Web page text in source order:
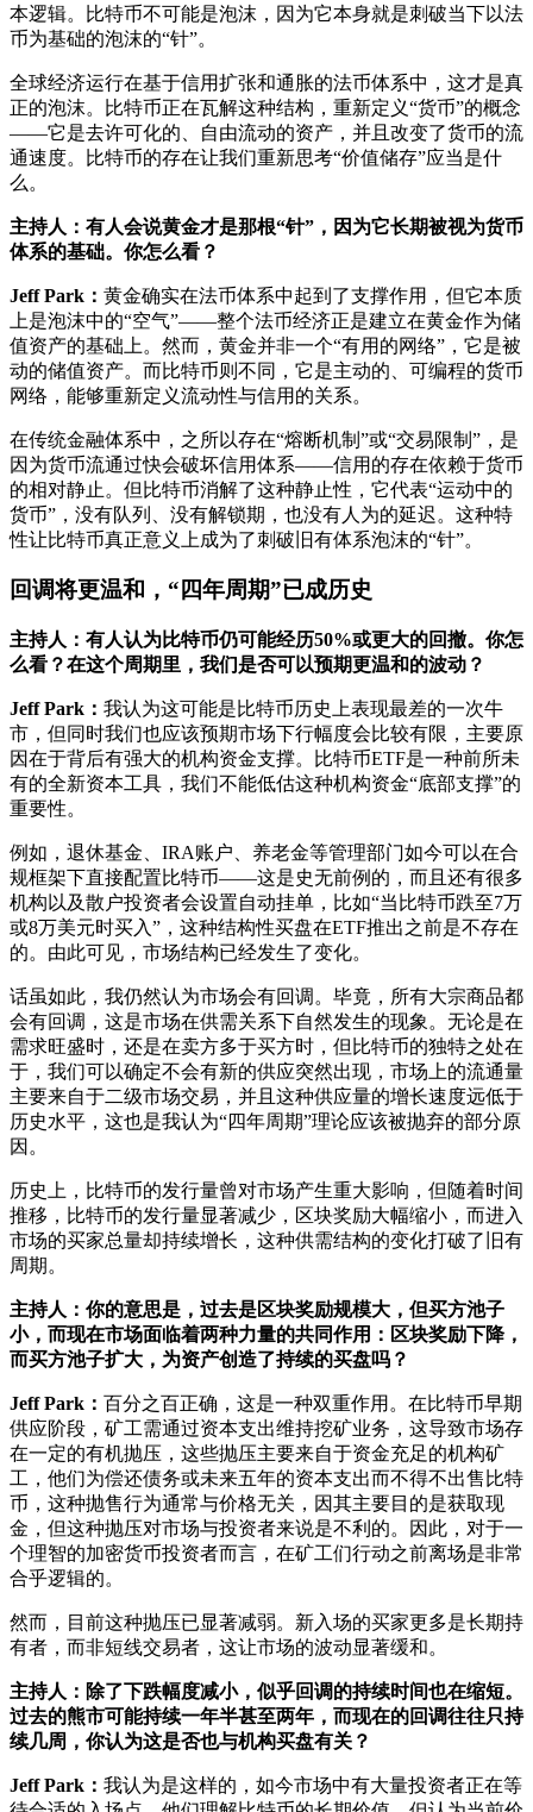
本逻辑。比特币不可能是泡沫，因为它本身就是刺破当下以法
币为基础的泡沫的“针”。
全球经济运行在基于信用扩张和通胀的法币体系中，这才是真
正的泡沫。比特币正在瓦解这种结构，重新定义“货币”的概念
——它是去许可化的、自由流动的资产，并且改变了货币的流
通速度。比特币的存在让我们重新思考“价值储存”应当是什
么。
主持人：有人会说黄金才是那根“针”，因为它长期被视为货币
体系的基础。你怎么看？
Jeff Park： 黄金确实在法币体系中起到了支撑作用，但它本质
上是泡沫中的“空气”——整个法币经济正是建立在黄金作为储
值资产的基础上。然而，黄金并非一个“有用的网络”，它是被
动的储值资产。而比特币则不同，它是主动的、可编程的货币
网络，能够重新定义流动性与信用的关系。
在传统金融体系中，之所以存在“熔断机制”或“交易限制”，是
因为货币流通过快会破坏信用体系——信用的存在依赖于货币
的相对静止。但比特币消解了这种静止性，它代表“运动中的
货币”，没有队列、没有解锁期，也没有人为的延迟。这种特
性让比特币真正意义上成为了刺破旧有体系泡沫的“针”。
回调将更温和，“四年周期”已成历史
主持人：有人认为比特币仍可能经历50%或更大的回撤。你怎
么看？在这个周期里，我们是否可以预期更温和的波动？
Jeff Park： 我认为这可能是比特币历史上表现最差的一次牛
市，但同时我们也应该预期市场下行幅度会比较有限，主要原
因在于背后有强大的机构资金支撑。比特币ETF是一种前所未
有的全新资本工具，我们不能低估这种机构资金“底部支撑”的
重要性。
例如，退休基金、IRA账户、养老金等管理部门如今可以在合
规框架下直接配置比特币——这是史无前例的，而且还有很多
机构以及散户投资者会设置自动挂单，比如“当比特币跌至7万
或8万美元时买入”，这种结构性买盘在ETF推出之前是不存在
的。由此可见，市场结构已经发生了变化。
话虽如此，我仍然认为市场会有回调。毕竟，所有大宗商品都
会有回调，这是市场在供需关系下自然发生的现象。无论是在
需求旺盛时，还是在卖方多于买方时，但比特币的独特之处在
于，我们可以确定不会有新的供应突然出现，市场上的流通量
主要来自于二级市场交易，并且这种供应量的增长速度远低于
历史水平，这也是我认为“四年周期”理论应该被抛弃的部分原
因。
历史上，比特币的发行量曾对市场产生重大影响，但随着时间
推移，比特币的发行量显著减少，区块奖励大幅缩小，而进入
市场的买家总量却持续增长，这种供需结构的变化打破了旧有
周期。
主持人：你的意思是，过去是区块奖励规模大，但买方池子
小，而现在市场面临着两种力量的共同作用：区块奖励下降，
而买方池子扩大，为资产创造了持续的买盘吗？
Jeff Park： 百分之百正确，这是一种双重作用。在比特币早期
供应阶段，矿工需通过资本支出维持挖矿业务，这导致市场存
在一定的有机抛压，这些抛压主要来自于资金充足的机构矿
工，他们为偿还债务或未来五年的资本支出而不得不出售比特
币，这种抛售行为通常与价格无关，因其主要目的是获取现
金，但这种抛压对市场与投资者来说是不利的。因此，对于一
个理智的加密货币投资者而言，在矿工们行动之前离场是非常
合乎逻辑的。
然而，目前这种抛压已显著减弱。新入场的买家更多是长期持
有者，而非短线交易者，这让市场的波动显著缓和。
主持人：除了下跌幅度减小，似乎回调的持续时间也在缩短。
过去的熊市可能持续一年半甚至两年，而现在的回调往往只持
续几周，你认为这是否也与机构买盘有关？
Jeff Park： 我认为是这样的，如今市场中有大量投资者正在等